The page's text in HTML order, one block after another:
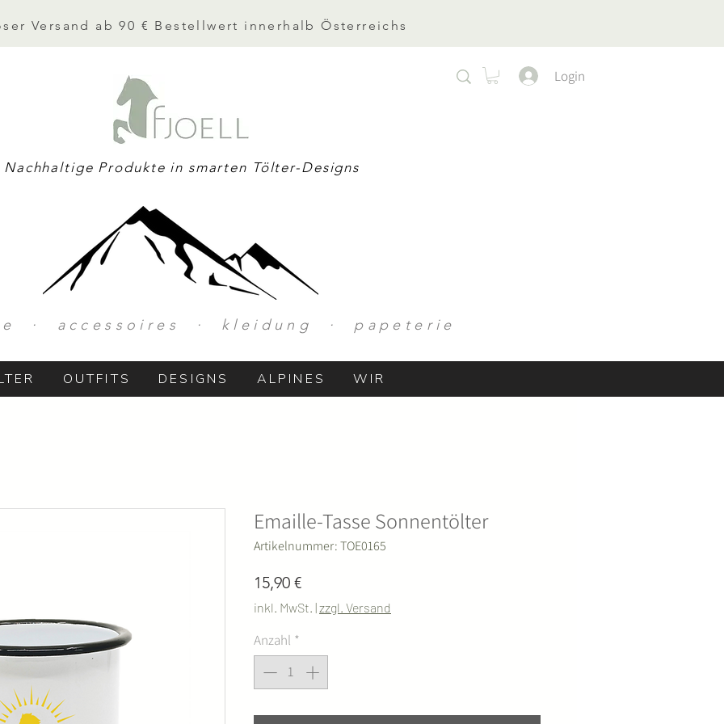
Versand ab 90 € Bestellwert innerhalb Österreichs
Nachhaltige Produkte in smarten Tölter-Designs
Login
· accessoires · kleidung · papeterie
OUTFITS DESIGNS ALPINES WIR
Emaille-Tasse Sonnentölter
Artikelnummer: TOE0165
15,90 €Preis
inkl. MwSt. |zzgl. Versand
Anzahl *